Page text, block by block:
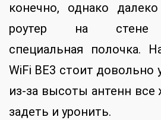
конечно, однако
роутер на стене
специальная полочка.
WiFi BE3 стоит довольно
из-за высоты антенн все
задеть и уронить.